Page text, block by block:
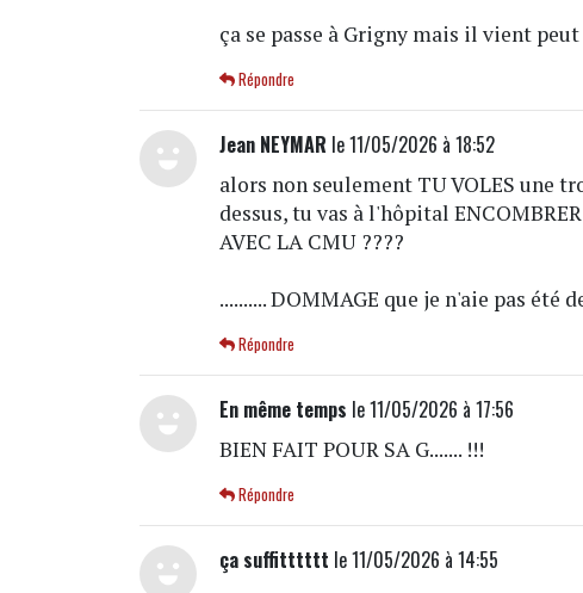
ça se passe à Grigny mais il vient
Répondre
Jean NEYMAR le 11/05/2026 à 18:52
alors non seulement TU VOLES une
dessus, tu vas à l'hôpital
AVEC LA CMU ????
.......... DOMMAGE que je n'aie pas
Répondre
En même temps le 11/05/2026 à 17:56
BIEN FAIT POUR SA G....... !!!
Répondre
ça suffitttttt le 11/05/2026 à 14:55